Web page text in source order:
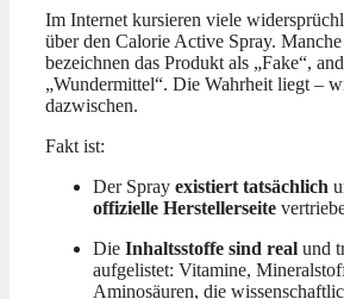
Im Internet kursieren viele
über den Calorie Active Spray. Manche
bezeichnen das Produkt als „Fake“,
„Wundermittel“. Die Wahrheit liegt –
dazwischen.
Fakt ist:
Der Spray existiert tatsächlich
offizielle Herstellerseite
Die Inhaltsstoffe sind real und
aufgelistet: Vitamine,
Aminosäuren, die